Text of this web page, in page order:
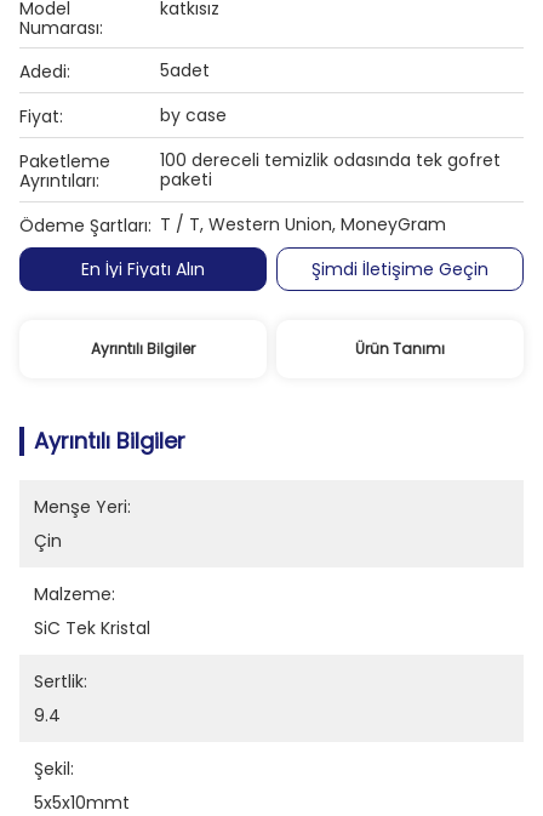
Model
Numarası:
katkısız
Adedi:
5adet
Fiyat:
by case
Paketleme
Ayrıntıları:
100 dereceli temizlik odasında tek gofret
paketi
Ödeme Şartları: T / T, Western Union, MoneyGram
En İyi Fiyatı Alın
Şimdi İletişime Geçin
Ayrıntılı Bilgiler Ürün Tanımı
Ayrıntılı Bilgiler
Menşe Yeri:
Çin
Malzeme:
SiC Tek Kristal
Sertlik:
9.4
Şekil:
5x5x10mmt